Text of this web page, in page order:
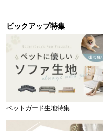
ちょうどいい高さの
程よい硬さで肩肘に力
イドテーブル代わりと
ピックアップ特集
ペットガード生地特集